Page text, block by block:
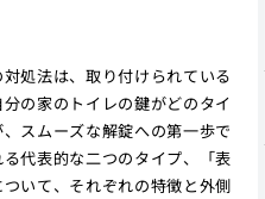
処法は、取り付けられている
の家のトイレの鍵がどのタイ
スムーズな解錠への第一歩で
代表的な二つのタイプ、「表
いて、それぞれの特徴と外側